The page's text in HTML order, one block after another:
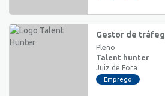
Gestor de
Pleno
Talent hunter
Juiz de Fora
Emprego